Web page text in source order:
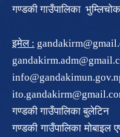
गण्डकी गाउँपालिका
इमेल :
गण्डकी गाउँपालिका बुलेटिन
गण्डकी गाउँपालिका मोबाइल